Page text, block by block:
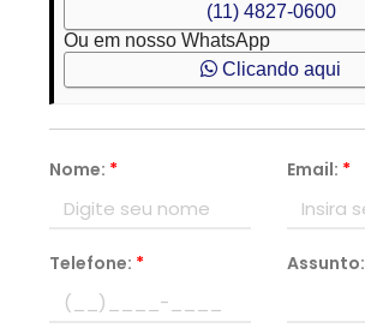
(11) 4827-0600
Ou em nosso WhatsApp
Clicando aqui
Nome: * Email: *
Telefone: * Assunto: